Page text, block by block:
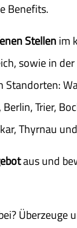
Benefits.
Stellenim
sowie in
Standorten:
Trier,
Thyrnau
aus und
Überzeuge